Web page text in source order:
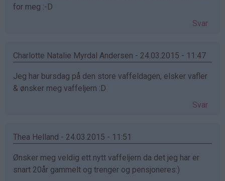
for meg :-D
Svar
Charlotte Natalie Myrdal Andersen - 24.03.2015 - 11:47
Jeg har bursdag på den store vaffeldagen, elsker vafler
& ønsker meg vaffeljern :D
Svar
Thea Helland - 24.03.2015 - 11:51
Ønsker meg veldig ett nytt vaffeljern da det jeg har er
snart 20år gammelt og trenger og pensjoneres:)